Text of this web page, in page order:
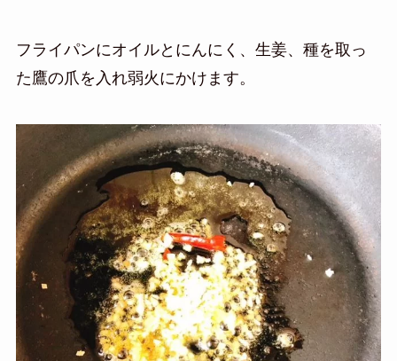
フライパンにオイルとにんにく、生姜、種を取っ
た鷹の爪を入れ弱火にかけます。